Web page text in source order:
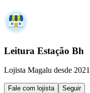
Leitura Estação Bh
Lojista Magalu desde 2021
Fale com lojista Seguir